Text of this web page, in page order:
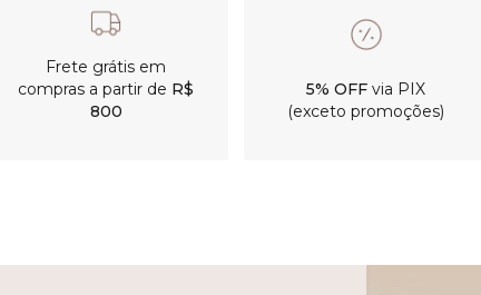
Frete grátis em
compras a partir de R$
800
5% OFF via PIX
(exceto promoções)